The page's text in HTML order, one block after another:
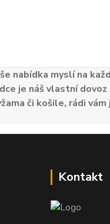
nabídka myslí na
je náš vlastní
či košile, rádi
Kontakt